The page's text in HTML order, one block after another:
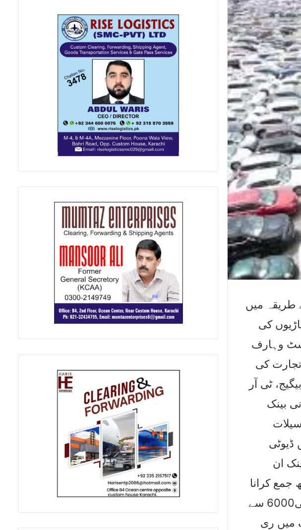
طریقہ میں
شدہ گاڑیوں کی
کے ایسٹ وہارف
کی
بیگیج، ٹی آر
بینک
ڈیوٹی
ان
کرانا
ہوگا، ان نئے اقدامات کی وجہ سے کراچی بندرگاہ پر پہلے سے درآمد ہونے والی6000 سے
میں ری